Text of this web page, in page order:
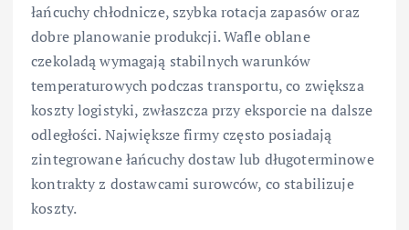
łańcuchy chłodnicze, szybka rotacja zapasów oraz
dobre planowanie produkcji. Wafle oblane
czekoladą wymagają stabilnych warunków
temperaturowych podczas transportu, co zwiększa
koszty logistyki, zwłaszcza przy eksporcie na dalsze
odległości. Największe firmy często posiadają
zintegrowane łańcuchy dostaw lub długoterminowe
kontrakty z dostawcami surowców, co stabilizuje
koszty.